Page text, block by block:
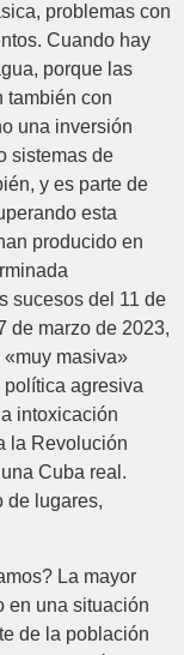
problemas con
Cuando hay
porque las
también con
una inversión
sistemas de
y es parte de
esta
producido en
sucesos del 11 de
de marzo de 2023,
masiva»
política agresiva
intoxicación
la Revolución
Cuba real.
de lugares,
La mayor
en una situación
de la población